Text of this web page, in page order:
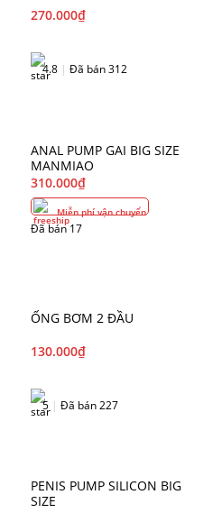
270.000₫
4.8 | Đã bán 312
ANAL PUMP GAI BIG SIZE
MANMIAO
310.000₫
Miễn phí vận chuyển
Đã bán 17
ỐNG BƠM 2 ĐẦU
130.000₫
5 | Đã bán 227
PENIS PUMP SILICON BIG
SIZE